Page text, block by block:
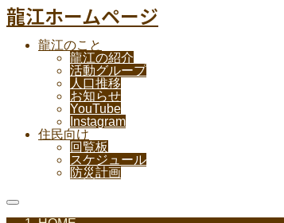
龍江ホームページ
龍江のこと
龍江の紹介
活動グループ
人口推移
お知らせ
YouTube
Instagram
住民向け
回覧板
スケジュール
防災計画